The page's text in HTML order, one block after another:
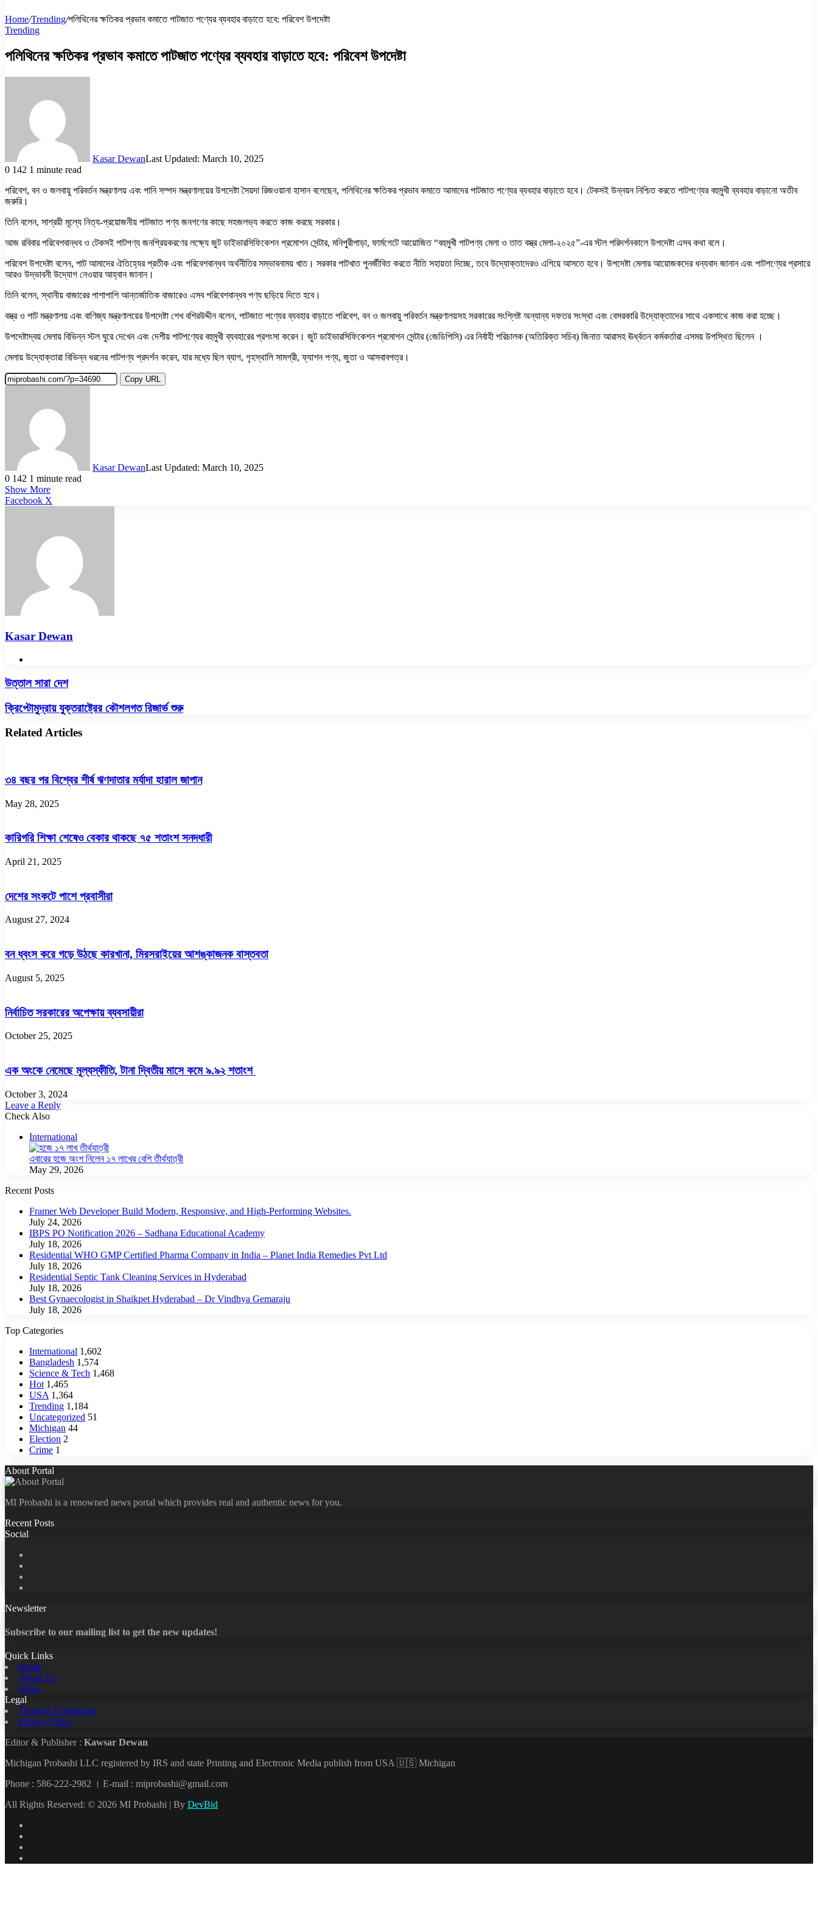
Home/Trending/পলিথিনের ক্ষতিকর প্রভাব কমাতে পাটজাত পণ্যের ব্যবহার বাড়াতে হবে: পরিবেশ উপদেষ্টা
Trending
পলিথিনের ক্ষতিকর প্রভাব কমাতে পাটজাত পণ্যের ব্যবহার বাড়াতে হবে: পরিবেশ উপদেষ্টা
Kasar DewanLast Updated: March 10, 2025
0 142 1 minute read
পরিবেশ, বন ও জলবায়ু পরিবর্তন মন্ত্রণালয় এবং পানি সম্পদ মন্ত্রণালয়ের উপদেষ্টা সৈয়দা রিজওয়ানা হাসান বলেছেন, পলিথিনের ক্ষতিকর প্রভাব কমাতে আমাদের পাটজাত পণ্যের ব্যবহার বাড়াতে হবে। টেকসই উন্নয়ন নিশ্চিত করতে পাটপণ্যের বহুমুখী ব্যবহার বাড়ানো অতীব
জরুরি।
তিনি বলেন, সাশ্রয়ী মূল্যে নিত্য-প্রয়োজনীয় পাটজাত পণ্য জনগণের কাছে সহজলভ্য করতে কাজ করছে সরকার।
আজ রবিবার পরিবেশবান্ধব ও টেকসই পাটপণ্য জনপ্রিয়করণের লক্ষ্যে জুট ডাইভারসিফিকেশন প্রমোশন সেন্টার, মনিপুরীপাড়া, ফার্মগেটে আয়োজিত “বহুমুখী পাটপণ্য মেলা ও তাত বস্ত্র মেলা-২০২৫”-এর স্টল পরিদর্শনকালে উপদেষ্টা এসব কথা বলে।
পরিবেশ উপদেষ্টা বলেন, পাট আমাদের ঐতিহ্যের প্রতীক এবং পরিবেশবান্ধব অর্থনীতির সম্ভাবনাময় খাত। সরকার পাটখাত পুনর্জীবিত করতে নীতি সহায়তা দিচ্ছে, তবে উদ্যোক্তাদেরও এগিয়ে আসতে হবে। উপদেষ্টা মেলার আয়োজকদের ধন্যবাদ জানান এবং পাটপণ্যের প্রসারে
আরও উদ্ভাবনী উদ্যোগ নেওয়ার আহ্বান জানান।
তিনি বলেন, স্থানীয় বাজারের পাশাপাশি আন্তর্জাতিক বাজারেও এসব পরিবেশবান্ধব পণ্য ছড়িয়ে দিতে হবে।
বস্ত্র ও পাট মন্ত্রণালয় এবং বাণিজ্য মন্ত্রণালয়ের উপদেষ্টা শেখ বশিরউদ্দীন বলেন, পাটজাত পণ্যের ব্যবহার বাড়াতে পরিবেশ, বন ও জলবায়ু পরিবর্তন মন্ত্রণালয়সহ সরকারের সংশ্লিষ্ট অন্যান্য দফতর সংস্থা এবং বেসরকারি উদ্যোক্তাদের সাথে একসাথে কাজ করা হচ্ছে।
উপদেষ্টাদ্বয় মেলায় বিভিন্ন স্টল ঘুরে দেখেন এবং দেশীয় পাটপণ্যের বহুমুখী ব্যবহারের প্রশংসা করেন। জুট ডাইভারসিফিকেশন প্রমোশন সেন্টার (জেডিপিসি) এর নির্বাহী পরিচালক (অতিরিক্ত সচিব) জিনাত আরাসহ ঊর্ধ্বতন কর্মকর্তারা এসময় উপস্থিত ছিলেন ।
মেলায় উদ্যোক্তারা বিভিন্ন ধরনের পাটপণ্য প্রদর্শন করেন, যার মধ্যে ছিল ব্যাগ, গৃহস্থালি সামগ্রী, ফ্যাশন পণ্য, জুতা ও আসবাবপত্র।
Copy URL
Kasar DewanLast Updated: March 10, 2025
0 142 1 minute read
Show More
Facebook X
Kasar Dewan
উত্তাল
সারা
দেশ
উত্তাল সারা দেশ
ক্রিপ্টোমুদ্রায়
যুক্তরাষ্ট্রের
কৌশলগত
রিজার্ভ
ক্রিপ্টোমুদ্রায় যুক্তরাষ্ট্রের কৌশলগত রিজার্ভ শুরু
Related Articles
৩৪ বছর পর বিশ্বের শীর্ষ ঋণদাতার মর্যাদা হারাল জাপান
May 28, 2025
কারিগরি শিক্ষা শেষেও বেকার থাকছে ৭৫ শতাংশ সনদধারী
April 21, 2025
দেশের সংকটে পাশে প্রবাসীরা
August 27, 2024
বন ধ্বংস করে গড়ে উঠছে কারখানা, মিরসরাইয়ের আশঙ্কাজনক বাস্তবতা
August 5, 2025
নির্বাচিত সরকারের অপেক্ষায় ব্যবসায়ীরা
October 25, 2025
এক অংকে নেমেছে মূল্যস্ফীতি, টানা দ্বিতীয় মাসে কমে ৯.৯২ শতাংশ
October 3, 2024
Leave a Reply
Check Also
International
এবারের হজে অংশ নিলেন ১৭ লাখের বেশি তীর্থযাত্রী
May 29, 2026
Recent Posts
Framer Web Developer Build Modern, Responsive, and High-Performing Websites.
July 24, 2026
IBPS PO Notification 2026 – Sadhana Educational Academy
July 18, 2026
Residential WHO GMP Certified Pharma Company in India – Planet India Remedies Pvt Ltd
July 18, 2026
Residential Septic Tank Cleaning Services in Hyderabad
July 18, 2026
Best Gynaecologist in Shaikpet Hyderabad – Dr Vindhya Gemaraju
July 18, 2026
Top Categories
International 1,602
Bangladesh 1,574
Science & Tech 1,468
Hot 1,465
USA 1,364
Trending 1,184
Uncategorized 51
Michigan 44
Election 2
Crime 1
About Portal
MI Probashi is a renowned news portal which provides real and authentic news for you.
Recent Posts
Social
Newsletter
Subscribe to our mailing list to get the new updates!
Quick Links
Home
About Us
News
Legal
Terms & Conditions
Privacy Policy
Editor & Publisher : Kawsar Dewan
Michigan Probashi LLC registered by IRS and state Printing and Electronic Media publish from USA 🇺🇸 Michigan
Phone : 586-222-2982 । E-mail : miprobashi@gmail.com
All Rights Reserved: © 2026 MI Probashi | By DevBid